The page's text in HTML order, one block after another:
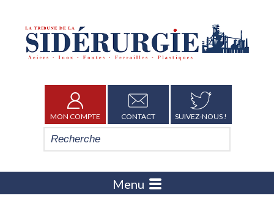
MON COMPTE CONTACT SUIVEZ-NOUS !
Menu